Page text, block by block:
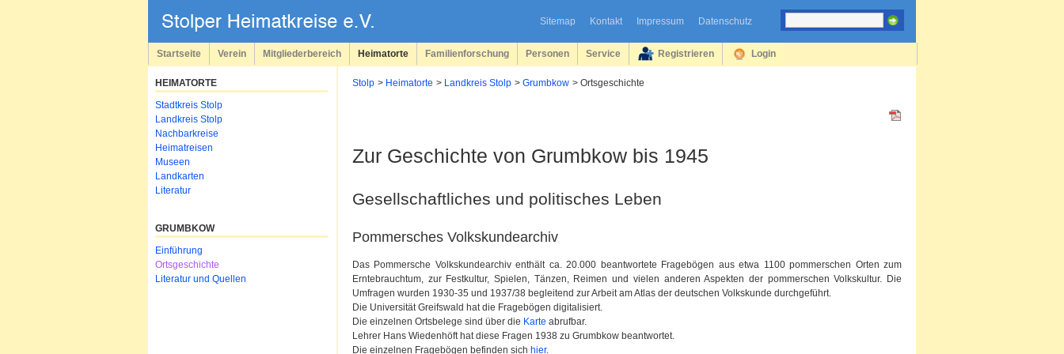
Sitemap Kontakt Impressum Datenschutz
überspringen
Startseite Verein Mitgliederbereich Heimatorte Familienforschung Personen Service Registrieren Login
Stolp Heimatorte Landkreis Stolp Grumbkow Ortsgeschichte
Zur Geschichte von Grumbkow bis 1945
Gesellschaftliches und politisches Leben
Pommersches Volkskundearchiv
Das Pommersche Volkskundearchiv enthält ca. 20.000 beantwortete Fragebögen aus etwa 1100 pommerschen Orten zum
Erntebrauchtum, zur Festkultur, Spielen, Tänzen, Reimen und vielen anderen Aspekten der pommerschen Volkskultur. Die
Umfragen wurden 1930-35 und 1937/38 begleitend zur Arbeit am Atlas der deutschen Volkskunde durchgeführt.
Die Universität Greifswald hat die Fragebögen digitalisiert.
Die einzelnen Ortsbelege sind über die Karte abrufbar.
Lehrer Hans Wiedenhöft hat diese Fragen 1938 zu Grumbkow beantwortet.
Die einzelnen Fragebögen befinden sich hier.
HEIMATORTE
Navigation
überspringen
Stadtkreis Stolp
Landkreis Stolp
Nachbarkreise
Heimatreisen
Museen
Landkarten
Literatur
GRUMBKOW
Navigation
überspringen
Einführung
Ortsgeschichte
Literatur und Quellen